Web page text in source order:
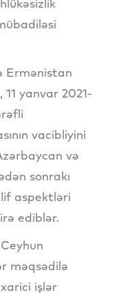
Ermənistan
yanvar 2021-
vacibliyini
və
sonrakı
aspektləri
ediblər.
məqsədilə
işlər